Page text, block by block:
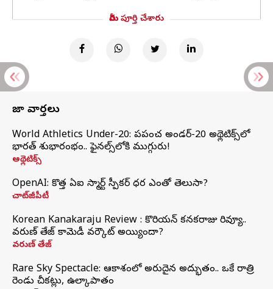
మీరు పూర్తి చేశారు
తాజా వార్తలు
World Athletics Under-20: ప్రపంచ అండర్-20 అథ్లెటిక్స్‌లో
భారత్‌ శుభారంభం.. ఫైనల్స్‌లోకి ముగ్గురు!
అథ్లెటిక్స్
OpenAI: కొత్త ఏఐ స్మార్ట్ స్పీకర్ ధర ఎంతో తెలుసా?
చాట్‌జీపీటీ
Korean Kanakaraju Review : కొరియన్ కనకరాజు రివ్యూ..
వరుణ్ తేజ్ కామెడీ వర్కౌట్ అయ్యిందా?
వరుణ్ తేజ్
Rare Sky Spectacle: ఆకాశంలో అరుదైన అద్భుతం.. ఒకే రాత్రి
రెండు చీకట్లు, ఉల్కాపాతం